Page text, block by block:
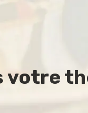
votre